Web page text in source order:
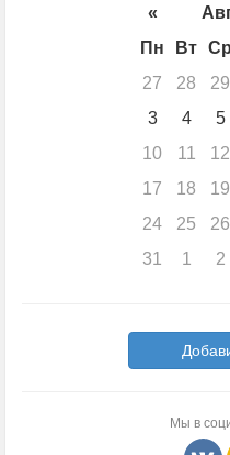
«
Пн
Вт Ср
27
28 29
3
4 5
10
11 12
17
18 19
24
25 26
31
1 2
Мы в